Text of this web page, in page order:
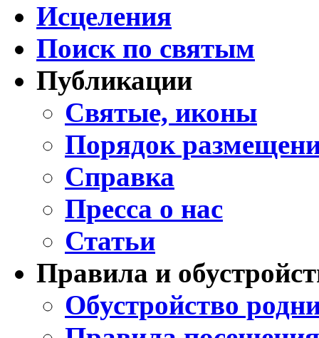
Исцеления
Поиск по святым
Публикации
Святые, иконы
Порядок
Справка
Пресса о нас
Статьи
Правила и
Обустройство